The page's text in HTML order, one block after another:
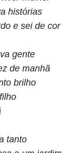
histórias
e sei de cor
gente
de manhã
brilho
tanto